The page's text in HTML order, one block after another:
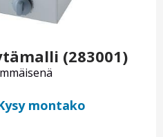
(283001)
montako